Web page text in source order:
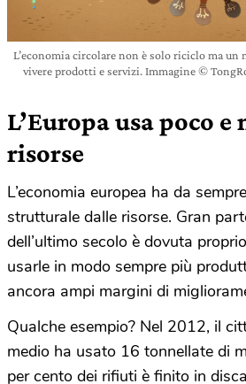
L’economia circolare non è solo riciclo ma un
vivere prodotti e servizi. Immagine ©
L’Europa usa poco e
risorse
L’economia europea ha da
strutturale dalle risorse. Gran
dell’ultimo secolo è dovuta
usarle in modo sempre più
ancora ampi margini di
Qualche esempio? Nel 2012, il
medio ha usato 16 tonnellate di
per cento dei rifiuti è finito in